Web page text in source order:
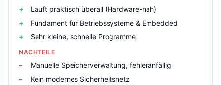
Läuft praktisch überall (Hardware-nah)
Fundament für Betriebssysteme & Embedded
Sehr kleine, schnelle Programme
NACHTEILE
Manuelle Speicherverwaltung, fehleranfällig
Kein modernes Sicherheitsnetz